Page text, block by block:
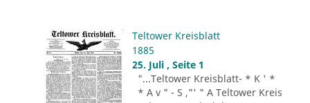
Teltower Kreisblatt
1885
25. Juli , Seite 1
"...Teltower Kreisblatt- * K ' *
* A v " - S ,"' " A Teltower Kreis